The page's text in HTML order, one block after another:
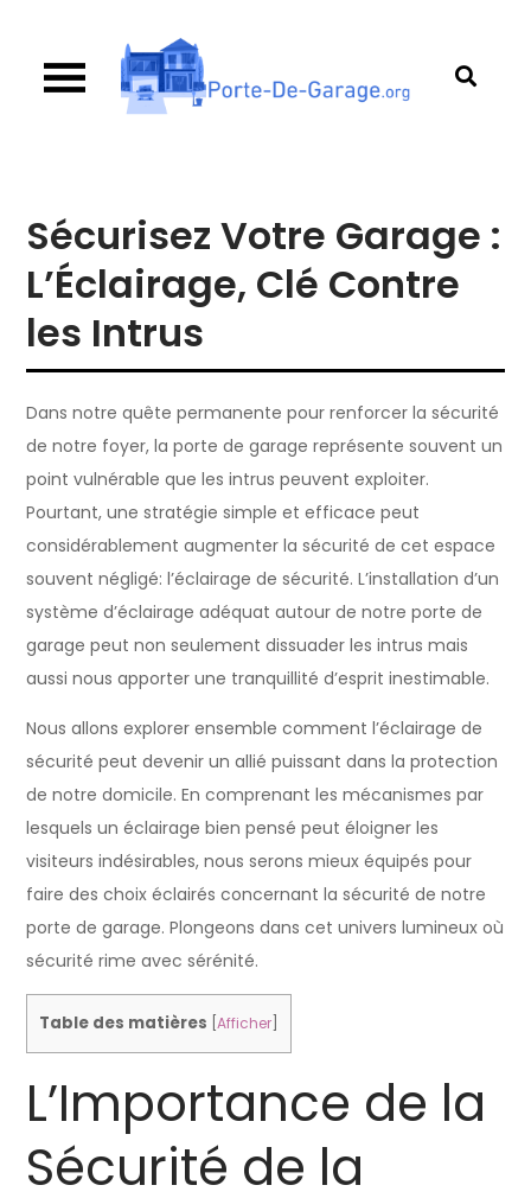
content
Sécurisez Votre Garage :
L’Éclairage, Clé Contre
les Intrus
Dans notre quête permanente pour renforcer la sécurité
de notre foyer, la porte de garage représente souvent un
point vulnérable que les intrus peuvent exploiter.
Pourtant, une stratégie simple et efficace peut
considérablement augmenter la sécurité de cet espace
souvent négligé: l’éclairage de sécurité. L’installation d’un
système d’éclairage adéquat autour de notre porte de
garage peut non seulement dissuader les intrus mais
aussi nous apporter une tranquillité d’esprit inestimable.
Nous allons explorer ensemble comment l’éclairage de
sécurité peut devenir un allié puissant dans la protection
de notre domicile. En comprenant les mécanismes par
lesquels un éclairage bien pensé peut éloigner les
visiteurs indésirables, nous serons mieux équipés pour
faire des choix éclairés concernant la sécurité de notre
porte de garage. Plongeons dans cet univers lumineux où
sécurité rime avec sérénité.
Table des matières [Afficher
L’Importance de la
Sécurité de la